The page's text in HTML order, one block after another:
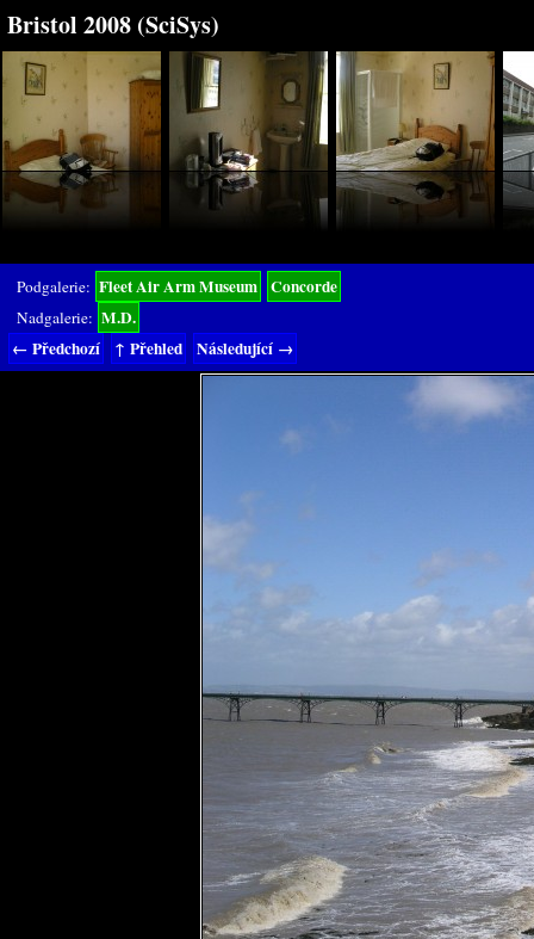
Bristol 2008 (SciSys)
Podgalerie: Fleet Air Arm Museum Concorde
Nadgalerie: M.D.
← Předchozí
↑ Přehled Následující →